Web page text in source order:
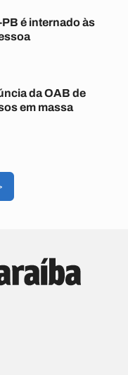
é internado às
da OAB de
em massa